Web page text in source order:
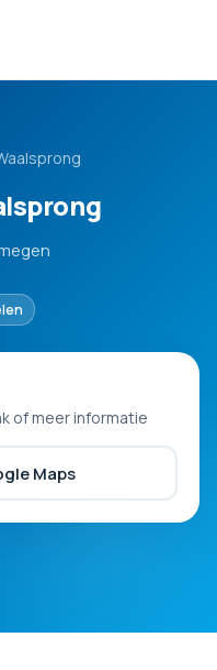
of meer informatie
Maps